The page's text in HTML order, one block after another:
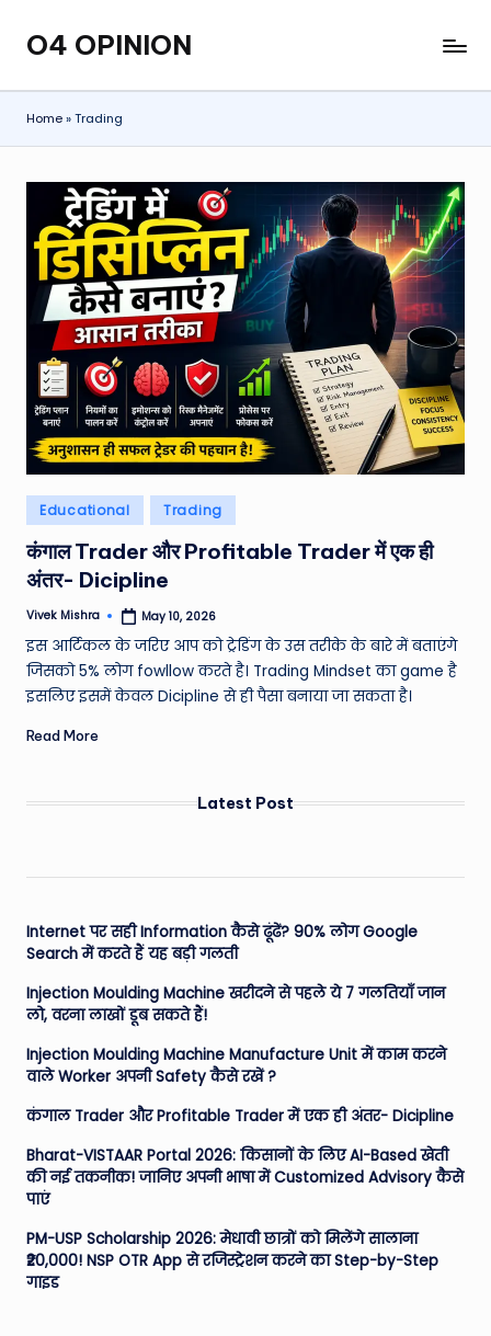
Skip
content
O4 OPINION
Home»Trading
Posted
in
Educational Trading
कंगाल Trader और Profitable Trader में एक ही
अंतर- Dicipline
Posted
Vivek Mishra May 10, 2026
इस आर्टिकल के जरिए आप को ट्रेडिंग के उस तरीके के बारे में बताएंगे
जिसको 5% लोग fowllow करते है। Trading Mindset का game है
इसलिए इसमें केवल Dicipline से ही पैसा बनाया जा सकता है।
Read More
Latest Post
Internet पर सही Information कैसे ढूंढें? 90% लोग Google
Search में करते हैं यह बड़ी गलती
Injection Moulding Machine खरीदने से पहले ये 7 गलतियाँ जान
लो, वरना लाखों डूब सकते हैं!
Injection Moulding Machine Manufacture Unit में काम करने
वाले Worker अपनी Safety कैसे रखें ?
कंगाल Trader और Profitable Trader में एक ही अंतर- Dicipline
Bharat-VISTAAR Portal 2026: किसानों के लिए AI-Based खेती
की नई तकनीक! जानिए अपनी भाषा में Customized Advisory कैसे
पाएं
PM-USP Scholarship 2026: मेधावी छात्रों को मिलेंगे सालाना
₹20,000! NSP OTR App से रजिस्ट्रेशन करने का Step-by-Step
गाइड